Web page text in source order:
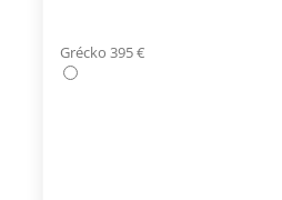
Grécko 395 €